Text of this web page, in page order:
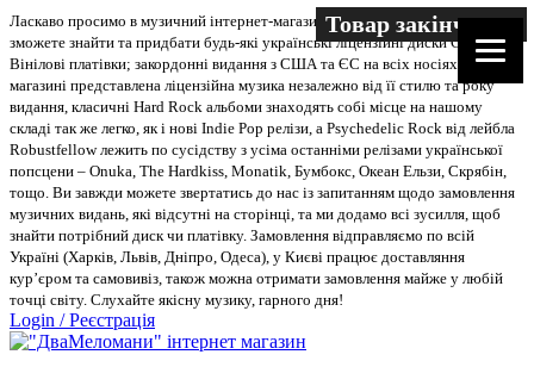
Ласкаво просимо в музичний інтернет-магазин “Два меломани”. У нас Ви
зможете знайти та придбати будь-які українські ліцензійні диски CD, DVD,
Вінілові платівки; закордонні видання з США та ЄС на всіх носіях. В
магазині представлена ліцензійна музика незалежно від її стилю та року
видання, класичні Hard Rock альбоми знаходять собі місце на нашому
складі так же легко, як і нові Indie Pop релізи, а Psychedelic Rock від лейбла
Robustfellow лежить по сусідству з усіма останніми релізами української
попсцени – Onuka, The Hardkiss, Monatik, Бумбокс, Океан Ельзи, Скрябін,
тощо. Ви завжди можете звертатись до нас із запитанням щодо замовлення
музичних видань, які відсутні на сторінці, та ми додамо всі зусилля, щоб
знайти потрібний диск чи платівку. Замовлення відправляємо по всій
Україні (Харків, Львів, Дніпро, Одеса), у Києві працює доставляння
кур’єром та самовивіз, також можна отримати замовлення майже у любій
точці світу. Слухайте якісну музику, гарного дня!
Login /Реєстрація
Товар закінчився